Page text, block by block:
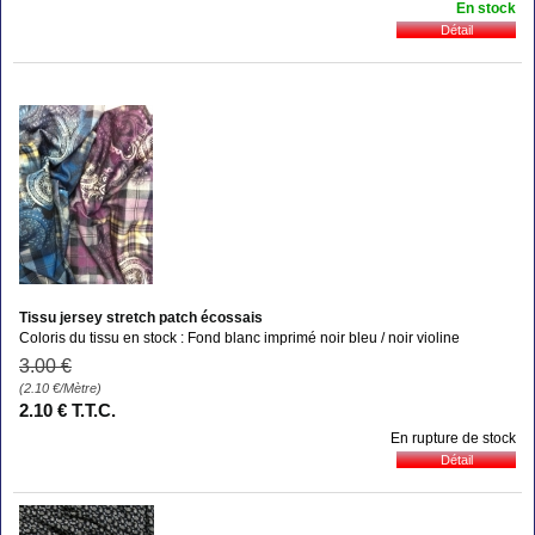
En stock
Tissu jersey stretch patch écossais
Coloris du tissu en stock : Fond blanc imprimé noir bleu / noir violine
3.00 €
(2.10 €/Mètre)
2.10 € T.T.C.
En rupture de stock